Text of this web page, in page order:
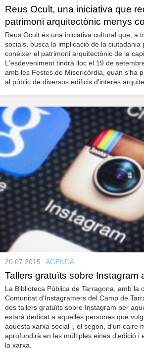
Reus Ocult, una iniciativa que
patrimoni arquitectònic menys
Reus Ocult és una iniciativa cultural que, a
socials, busca la implicació de la ciutadania
conèixer el patrimoni arquitectònic de la
L'esdeveniment tindrà lloc el 19 de
amb les Festes de Misericòrdia, quan s'ha
al públic de diversos edificis d'interès
20.07.2015 AGENDA
Tallers gratuïts sobre Instagram
La Biblioteca Pública de Tarragona, amb la
Comunitat d'Instagramers del Camp de
dos tallers gratuïts sobre Instagram per
estarà dedicat a aquelles persones que
aquesta xarxa social i, el segon, d'un caire
aprofundirà en les múltiples eines d'edició i
la xarxa.